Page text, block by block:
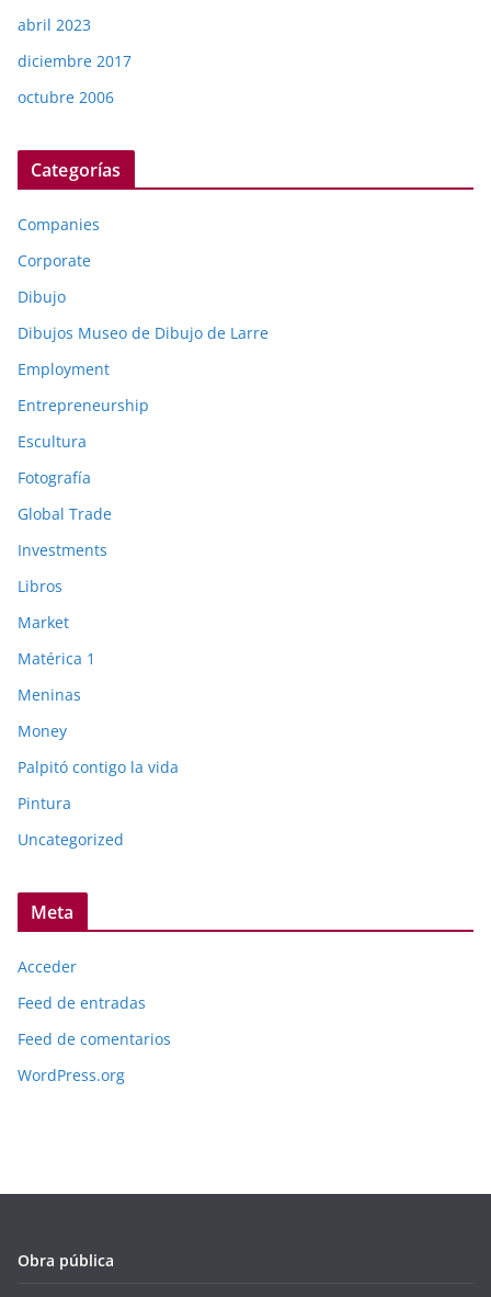
abril 2023
diciembre 2017
octubre 2006
Categorías
Companies
Corporate
Dibujo
Dibujos Museo de Dibujo de Larre
Employment
Entrepreneurship
Escultura
Fotografía
Global Trade
Investments
Libros
Market
Matérica 1
Meninas
Money
Palpitó contigo la vida
Pintura
Uncategorized
Meta
Acceder
Feed de entradas
Feed de comentarios
WordPress.org
Obra pública